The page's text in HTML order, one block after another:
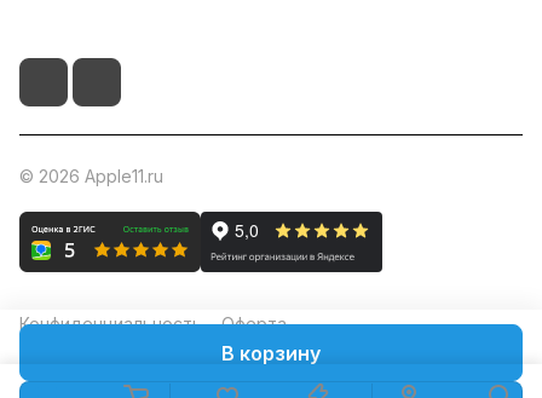
В корзину
© 2026 Apple11.ru
Конфиденциальность Оферта